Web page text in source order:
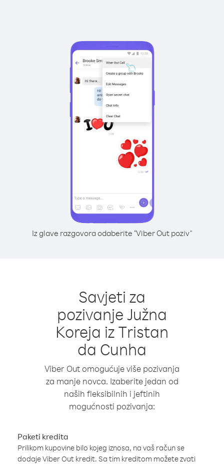
Iz glave razgovora odaberite "Viber Out poziv"
Savjeti za
pozivanje Južna
Koreja iz Tristan
da Cunha
Viber Out omogućuje više pozivanja
za manje novca. Izaberite jedan od
naših fleksibilnih i jeftinih
mogućnosti pozivanja:
Paketi kredita
Prilikom kupovine bilo kojeg iznosa, na vaš račun se
dodaje Viber Out kredit. Sa tim kreditom možete zvati